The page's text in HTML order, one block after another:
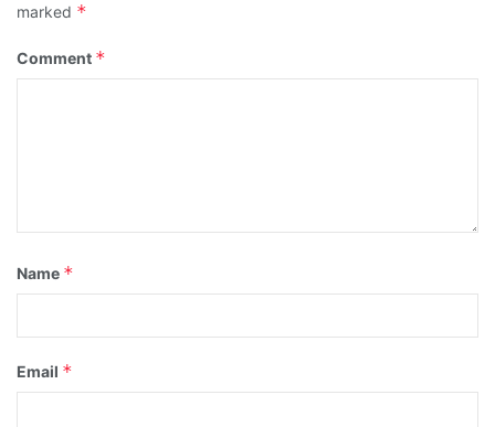
marked *
Comment *
Name *
Email *